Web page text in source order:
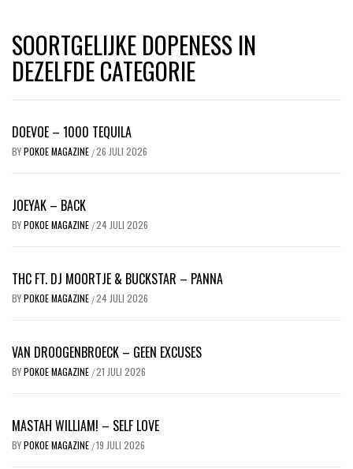
SOORTGELIJKE DOPENESS IN
DEZELFDE CATEGORIE
DOEVOE – 1000 TEQUILA
BYPOKOE MAGAZINE /26 JULI 2026
JOEYAK – BACK
BYPOKOE MAGAZINE /24 JULI 2026
THC FT. DJ MOORTJE & BUCKSTAR – PANNA
BYPOKOE MAGAZINE /24 JULI 2026
VAN DROOGENBROECK – GEEN EXCUSES
BYPOKOE MAGAZINE /21 JULI 2026
MASTAH WILLIAM! – SELF LOVE
BYPOKOE MAGAZINE /19 JULI 2026